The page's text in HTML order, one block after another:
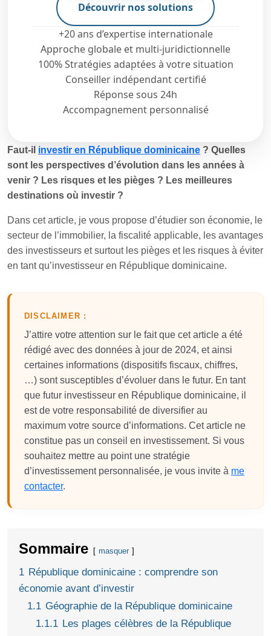
Découvrir nos solutions
+20 ans d’expertise internationale
Approche globale et multi-juridictionnelle
100% Stratégies adaptées à votre situation
Conseiller indépendant certifié
Réponse sous 24h
Accompagnement personnalisé
Faut-il investir en République dominicaine ? Quelles
sont les perspectives d’évolution dans les années à
venir ? Les risques et les pièges ? Les meilleures
destinations où investir ?
Dans cet article, je vous propose d’étudier son économie, le
secteur de l’immobilier, la fiscalité applicable, les avantages
des investisseurs et surtout les pièges et les risques à éviter
en tant qu’investisseur en République dominicaine.
DISCLAIMER :
J’attire votre attention sur le fait que cet article a été
rédigé avec des données à jour de 2024, et ainsi
certaines informations (dispositifs fiscaux, chiffres,
…) sont susceptibles d’évoluer dans le futur. En tant
que futur investisseur en République dominicaine, il
est de votre responsabilité de diversifier au
maximum votre source d’informations. Cet article ne
constitue pas un conseil en investissement. Si vous
souhaitez mettre au point une stratégie
d’investissement personnalisée, je vous invite à me
contacter.
Sommaire masquer
1 République dominicaine : comprendre son
économie avant d’investir
1.1 Géographie de la République dominicaine
1.1.1 Les plages célèbres de la République